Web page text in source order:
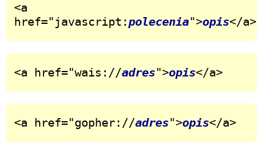
<a
href="javascript:polecenia">opis</a>
<a href="wais://adres">opis</a>
<a href="gopher://adres">opis</a>